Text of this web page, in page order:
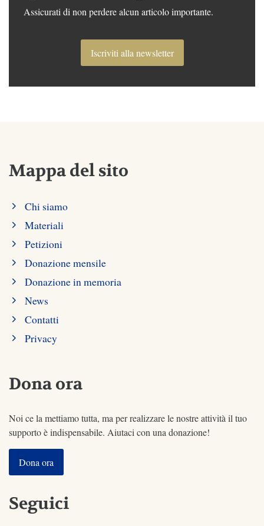
Assicurati di non perdere alcun articolo importante.
Iscriviti alla newsletter
Mappa del sito
Chi siamo
Materiali
Petizioni
Donazione mensile
Donazione in memoria
News
Contatti
Privacy
Dona ora
Noi ce la mettiamo tutta, ma per realizzare le nostre attività il tuo
supporto è indispensabile. Aiutaci con una donazione!
Dona ora
Seguici